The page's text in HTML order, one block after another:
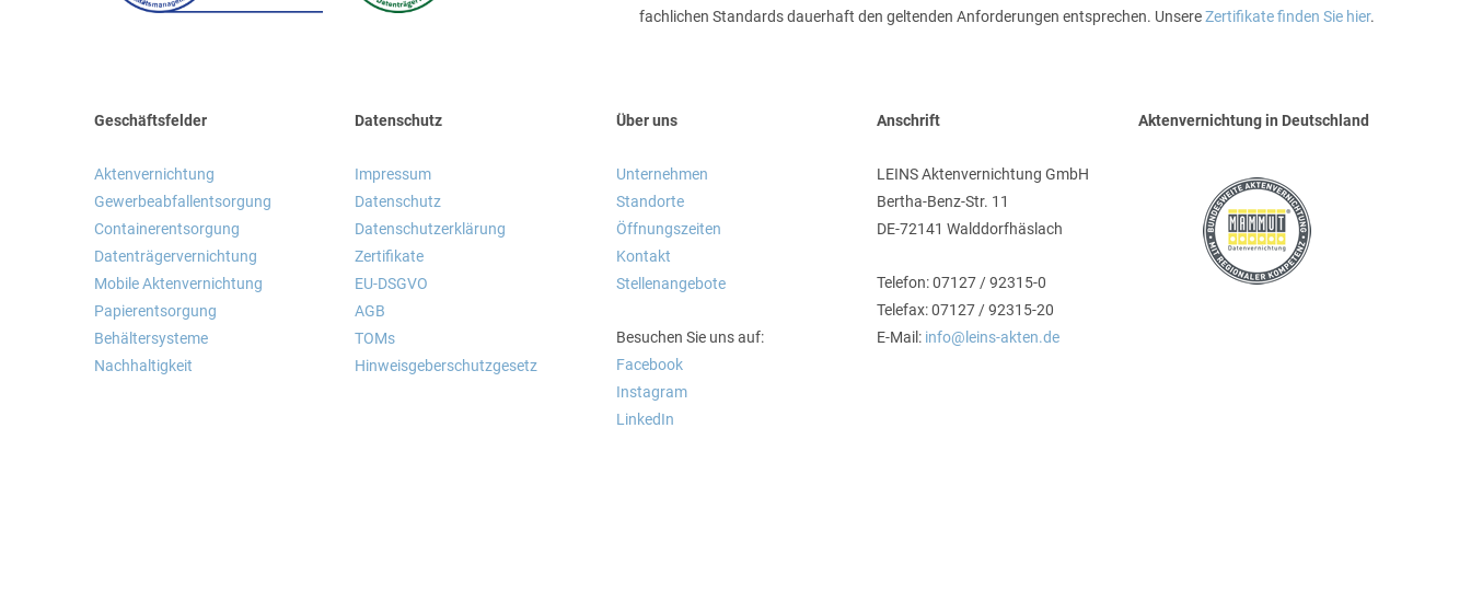
fachlichen Standards dauerhaft den geltenden Anforderungen entsprechen. UnsereZertifikate finden Sie hier.
Geschäftsfelder
Aktenvernichtung
Gewerbeabfallentsorgung
Containerentsorgung
Datenträgervernichtung
Mobile Aktenvernichtung
Papierentsorgung
Behältersysteme
Nachhaltigkeit
Datenschutz
Impressum
Datenschutz
Datenschutzerklärung
Zertifikate
EU-DSGVO
AGB
TOMs
Hinweisgeberschutzgesetz
Über uns
Unternehmen
Standorte
Öffnungszeiten
Kontakt
Stellenangebote
Besuchen Sie uns auf:
Facebook
Instagram
LinkedIn
Anschrift
LEINS Aktenvernichtung GmbH
Bertha-Benz-Str. 11
DE-72141 Walddorfhäslach
Telefon: 07127 / 92315-0
Telefax: 07127 / 92315-20
E-Mail: info@leins-akten.de
Aktenvernichtung in Deutschland